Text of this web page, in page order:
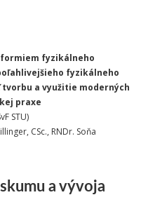
fyzikálneho
fyzikálneho
a využitie moderných
praxe
STU)
CSc., RNDr. Soňa
a vývoja